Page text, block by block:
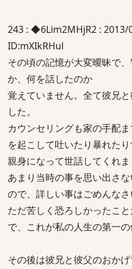
243 : ◆6Lim2MHjR2 : 2013/
ID:mXIkRHul
その頃の記憶が大変曖昧で
か、何を話したのか
覚えていません。全て彼兄
した。
カウンセリングも家の手配
を起こして吐いたり暴れた
親身になって世話してくれま
あまり当時の事を思い出さ
ので、詳しい事はごめんなさ
ただ苦しく恐ろしかったこ
で、これが私の人生の第一の
その後は彼兄と彼父のおか